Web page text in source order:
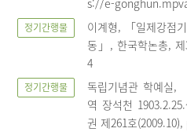
s://e-
정기간행물
이계형, 「일제강점
동」, 한국학논총,
4
정기간행물
독립기념관 학예실,
역 장석천
권 제261호